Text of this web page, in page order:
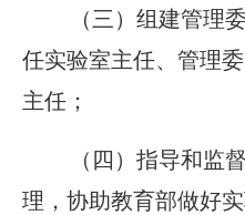
（三）组建管理
任实验室主任、管理
主任；
（四）指导和监
理，协助教育部做好